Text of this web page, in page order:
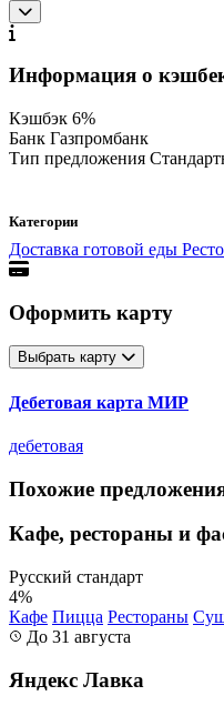
Информация о
Кэшбэк 6%
Банк Газпромбанк
Тип предложения
Категории
Доставка готовой еды
Оформить карту
Выбрать карту
Дебетовая карта МИР
дебетовая
Похожие
Кафе, рестораны и
Русский стандарт
4%
Кафе Пицца Рестораны
До 31 августа
Яндекс Лавка